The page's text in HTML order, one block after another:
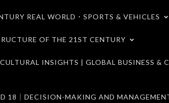
REAL WORLD．SPORTS & VEHICLES
OF THE 21ST CENTURY
INSIGHTS | GLOBAL BUSINESS &
18｜DECISION-MAKING AND